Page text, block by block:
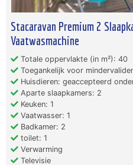
Stacaravan Premium 2
Vaatwasmachine
Totale oppervlakte (in m²): 40
Toegankelijk voor
Huisdieren: geaccepteerd
Aparte slaapkamers: 2
Keuken: 1
Vaatwasser: 1
Badkamer: 2
toilet: 1
Verwarming
Televisie